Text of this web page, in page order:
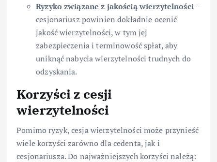
Ryzyko związane z jakością wierzytelności–
cesjonariusz powinien dokładnie ocenić
jakość wierzytelności, w tym jej
zabezpieczenia i terminowość spłat, aby
uniknąć nabycia wierzytelności trudnych do
odzyskania.
Korzyści z cesji
wierzytelności
Pomimo ryzyk, cesja wierzytelności może przynieść
wiele korzyści zarówno dla cedenta, jak i
cesjonariusza. Do najważniejszych korzyści należą: